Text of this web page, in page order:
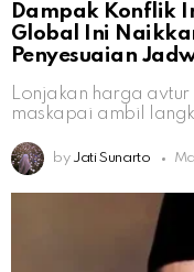
Dampak Konflik
Global Ini
Penyesuaian
Lonjakan harga avtur
maskapai ambil
by Jati Sunarto